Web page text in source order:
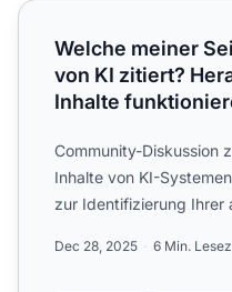
Welche meiner Seiten
Welche meiner
von KI zitiert?
Inhalte
Community-Diskussion
Inhalte von KI-
zur Identifizierung Ihrer
Dec 28, 2025 6 Min.